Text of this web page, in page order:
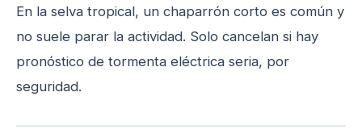
En la selva tropical, un chaparrón corto es común y
no suele parar la actividad. Solo cancelan si hay
pronóstico de tormenta eléctrica seria, por
seguridad.